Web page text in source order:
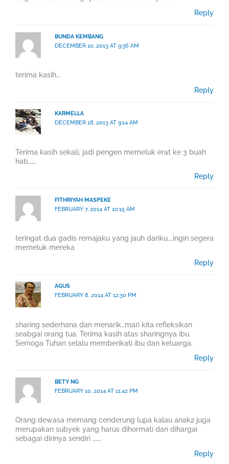
Reply
BUNDA KEMBANG
DECEMBER 10, 2013 AT 9:36 AM
terima kasih…
Reply
KARMELLA
DECEMBER 18, 2013 AT 9:14 AM
Terima kasih sekali, jadi pengen memeluk erat ke 3 buah
hati…….
Reply
FITHRIYAH MASPEKE
FEBRUARY 7, 2014 AT 10:15 AM
teringat dua gadis remajaku yang jauh dariku….ingin segera
memeluk mereka
Reply
AGUS
FEBRUARY 8, 2014 AT 12:30 PM
sharing sederhana dan menarik…mari kita refleksikan
seabgai orang tua. Terima kasih atas sharingnya ibu.
Semoga Tuhan selalu memberikati ibu dan keluarga.
Reply
BETY NG
FEBRUARY 10, 2014 AT 11:42 PM
Orang dewasa memang cenderung lupa kalau anak2 juga
merupakan subyek yang harus dihormati dan dihargai
sebagai dirinya sendiri …….
Reply